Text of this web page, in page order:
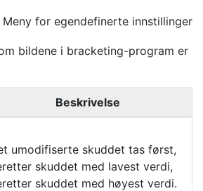
Meny for egendefinerte innstillinger
bildene i bracketing-program er
Beskrivelse
umodifiserte skuddet tas først,
skuddet med lavest verdi,
skuddet med høyest verdi.